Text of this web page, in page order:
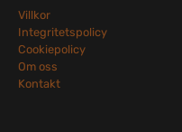
Villkor
Integritetspolicy
Cookiepolicy
Om oss
Kontakt